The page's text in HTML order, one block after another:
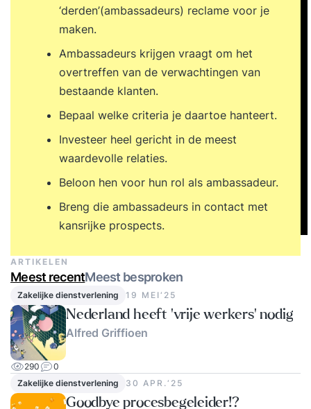
‘derden’(ambassadeurs) reclame voor je
maken.
Ambassadeurs krijgen vraagt om het
overtreffen van de verwachtingen van
bestaande klanten.
Bepaal welke criteria je daartoe hanteert.
Investeer heel gericht in de meest
waardevolle relaties.
Beloon hen voor hun rol als ambassadeur.
Breng die ambassadeurs in contact met
kansrijke prospects.
ARTIKELEN
Meest recentMeest besproken
Zakelijke dienstverlening 19 MEI‘25
Nederland heeft 'vrije werkers' nodig
Alfred Griffioen
290
0
Zakelijke dienstverlening
30 APR.‘25
Goodbye procesbegeleider!?